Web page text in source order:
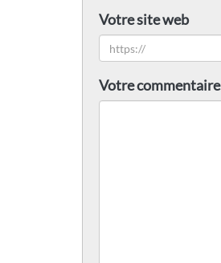
Votre site web
Votre commentaire